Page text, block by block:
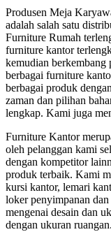
Produsen Meja
adalah salah satu
Furniture Rumah
furniture kantor
kemudian berkembang
berbagai furniture
berbagai produk
zaman dan pilihan
lengkap. Kami juga
Furniture Kantor
oleh pelanggan kami
dengan kompetitor
produk terbaik. Kami
kursi kantor, lemari
loker penyimpanan
mengenai desain dan
dengan ukuran ruangan.